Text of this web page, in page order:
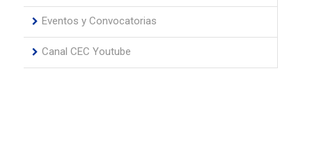
Eventos y Convocatorias
Canal CEC Youtube